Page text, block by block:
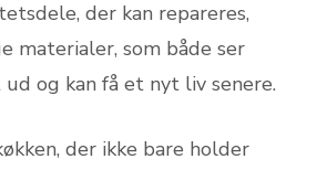
der kan repareres,
materialer, som både ser
og kan få et nyt liv senere.
der ikke bare holder